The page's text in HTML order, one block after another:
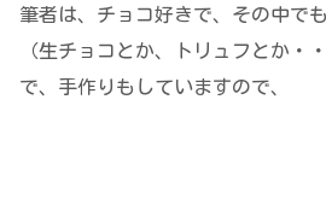
筆者は、チョコ好きで、その中でも
（生チョコとか、トリュフとか・
で、手作りもしていますので、